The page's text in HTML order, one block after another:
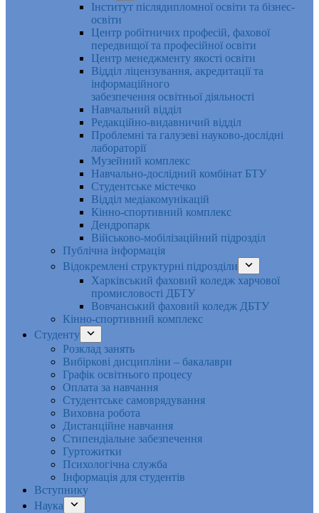
Інститут післядипломної освіти та бізнес-
освіти
Центр робітничих професій, фахової
передвищої та професійної освіти
Центр менеджменту якості освіти
Відділ ліцензування, акредитації та
інформаційного
забезпечення освітньої діяльності
Навчальний відділ
Редакційно-видавничий відділ
Проблемні та галузеві науково-дослідні
лабораторії
Музейний комплекс
Навчально-дослідний комбінат БТУ
Студентське містечко
Відділ медіакомунікацій
Кінно-спортивний комплекс
Дендропарк
Військово-мобілізаційний підрозділ
Публічна інформація
Відокремлені структурні підрозділи
Харківський фаховий коледж харчової
промисловості ДБТУ
Вовчанський фаховий коледж ДБТУ
Кінно-спортивний комплекс
Студенту
Розклад занять
Вибіркові дисципліни – бакалаври
Графік освітнього процесу
Оплата за навчання
Студентське самоврядування
Виховна робота
Дистанційне навчання
Стипендіальне забезпечення
Гуртожитки
Психологічна служба
Інформація для студентів
Вступнику
Наука